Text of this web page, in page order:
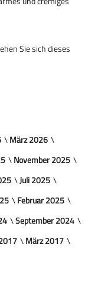
Sie sich dieses
März 2026
November 2025
Juli 2025
Februar 2025
September 2024
März 2017